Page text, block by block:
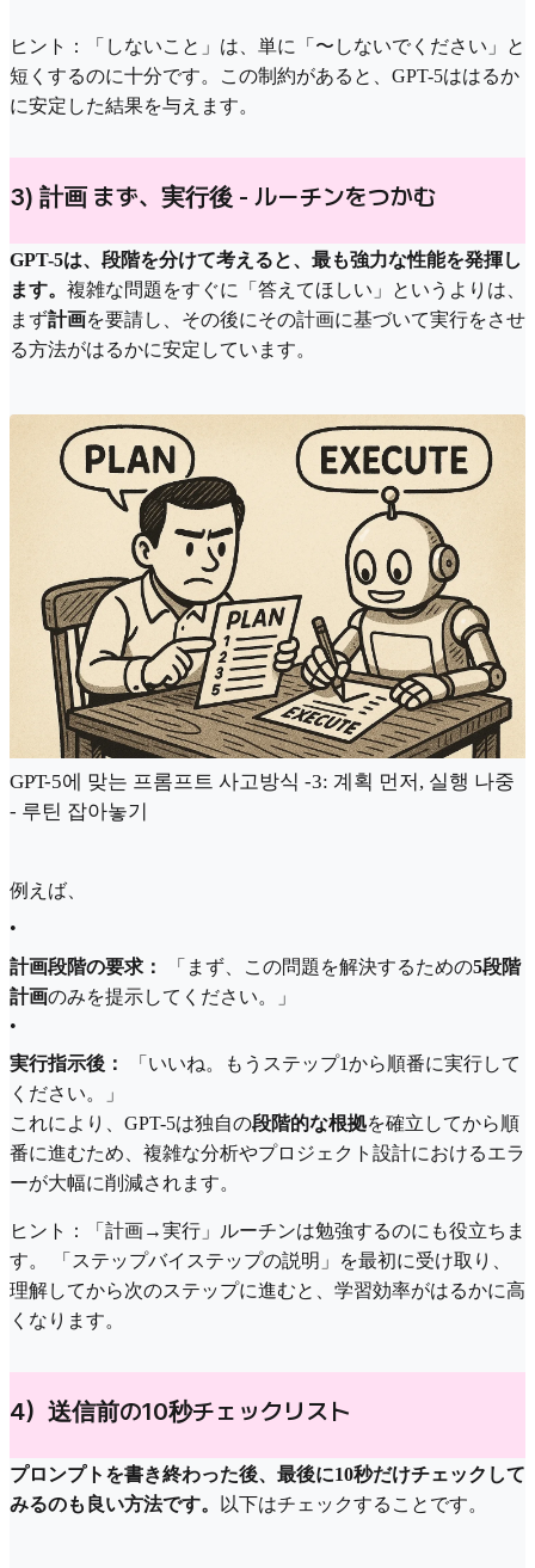
ヒント：「しないこと」は、単に「〜しないでください」と
短くするのに十分です。この制約があると、GPT-5ははるか
に安定した結果を与えます。
3) 計画 まず、実行後 - ルーチンをつかむ
GPT-5は、段階を分けて考えると、最も強力な性能を発揮し
ます。 複雑な問題をすぐに「答えてほしい」というよりは、
まず計画を要請し、その後にその計画に基づいて実行をさせ
る方法がはるかに安定しています。
GPT-5에 맞는 프롬프트 사고방식 -3: 계획 먼저, 실행 나중
- 루틴 잡아놓기
例えば、
•
計画段階の要求：
「まず、この問題を解決するための5段階
計画のみを提示してください。」
•
実行指示後：
「いいね。もうステップ1から順番に実行して
ください。」
これにより、GPT-5は独自の段階的な根拠を確立してから順
番に進むため、複雑な分析やプロジェクト設計におけるエラ
ーが大幅に削減されます。
ヒント：「計画→実行」ルーチンは勉強するのにも役立ちま
す。 「ステップバイステップの説明」を最初に受け取り、
理解してから次のステップに進むと、学習効率がはるかに高
くなります。
4）送信前の10秒チェックリスト
プロンプトを書き終わった後、最後に10秒だけチェックして
みるのも良い方法です。
以下はチェックすることです。